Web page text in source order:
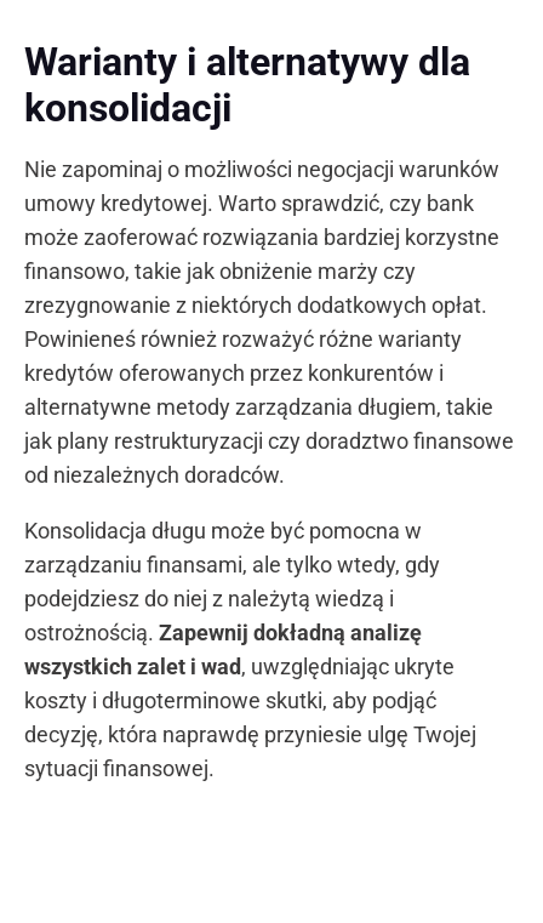
Warianty i alternatywy dla
konsolidacji
Nie zapominaj o możliwości negocjacji warunków
umowy kredytowej. Warto sprawdzić, czy bank
może zaoferować rozwiązania bardziej korzystne
finansowo, takie jak obniżenie marży czy
zrezygnowanie z niektórych dodatkowych opłat.
Powinieneś również rozważyć różne warianty
kredytów oferowanych przez konkurentów i
alternatywne metody zarządzania długiem, takie
jak plany restrukturyzacji czy doradztwo finansowe
od niezależnych doradców.
Konsolidacja długu może być pomocna w
zarządzaniu finansami, ale tylko wtedy, gdy
podejdziesz do niej z należytą wiedzą i
ostrożnością. Zapewnij dokładną analizę
wszystkich zalet i wad, uwzględniając ukryte
koszty i długoterminowe skutki, aby podjąć
decyzję, która naprawdę przyniesie ulgę Twojej
sytuacji finansowej.